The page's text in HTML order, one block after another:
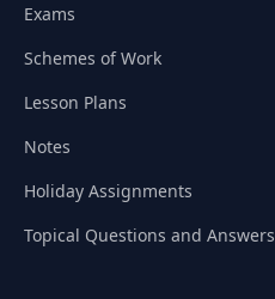
Exams
Schemes of Work
Lesson Plans
Notes
Holiday Assignments
Topical Questions and Answers